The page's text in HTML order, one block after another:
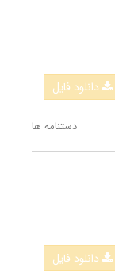
دانلود فایل
دستنامه ها
دانلود فایل